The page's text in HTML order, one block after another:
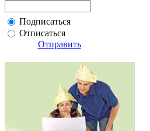
Подписаться
Отписаться
Отправить